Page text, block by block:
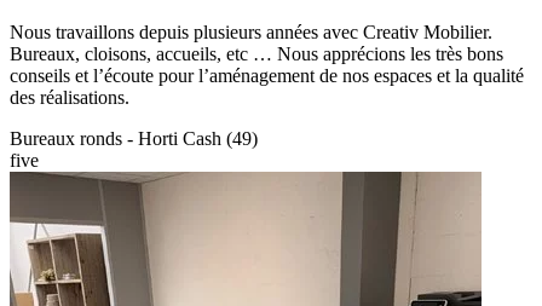
Nous travaillons depuis plusieurs années avec Creativ Mobilier.
Bureaux, cloisons, accueils, etc … Nous apprécions les très bons
conseils et l’écoute pour l’aménagement de nos espaces et la qualité
des réalisations.
Bureaux ronds - Horti Cash (49)
five